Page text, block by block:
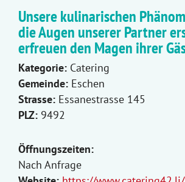
Unsere kulinarischen
die Augen unserer Partner
erfreuen den Magen ihrer
Kategorie: Catering
Gemeinde: Eschen
Strasse: Essanestrasse 145
PLZ: 9492
Öffnungszeiten:
Nach Anfrage